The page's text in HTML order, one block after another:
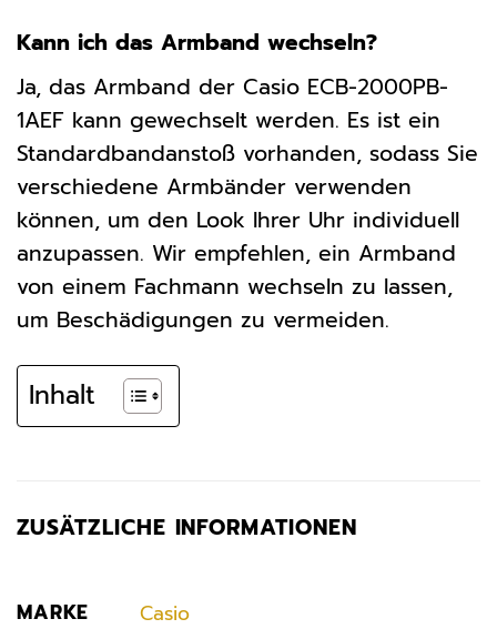
Kann ich das Armband wechseln?
Ja, das Armband der Casio ECB-2000PB-
1AEF kann gewechselt werden. Es ist ein
Standardbandanstoß vorhanden, sodass Sie
verschiedene Armbänder verwenden
können, um den Look Ihrer Uhr individuell
anzupassen. Wir empfehlen, ein Armband
von einem Fachmann wechseln zu lassen,
um Beschädigungen zu vermeiden.
Inhalt
ZUSÄTZLICHE INFORMATIONEN
MARKE Casio